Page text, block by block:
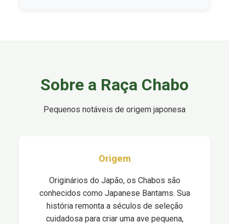
Sobre a Raça Chabo
Pequenos notáveis de origem japonesa
Origem
Originários do Japão, os Chabos são
conhecidos como Japanese Bantams. Sua
história remonta a séculos de seleção
cuidadosa para criar uma ave pequena,